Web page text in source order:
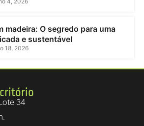
madeira: O segredo para uma
e sustentável
18, 2026
34